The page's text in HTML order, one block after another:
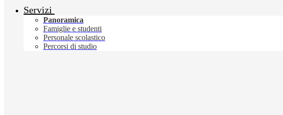
Servizi
Panoramica
Famiglie e studenti
Personale scolastico
Percorsi di studio